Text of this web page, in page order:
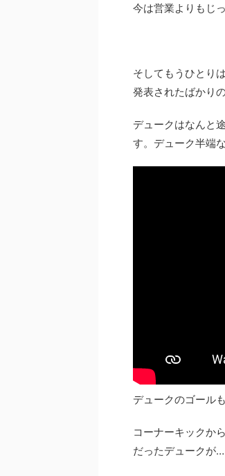
今は営業よりもじ
そしてもうひとり
発表されたばかり
デュークはなんと
す。デューク半端
デュークのゴール
コーナーキックか
だったデュークが